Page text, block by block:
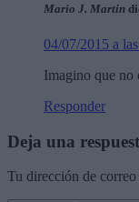
Mario J. Martin
04/07/2015 a
Imagino que no
Responder
Deja una
Tu dirección de